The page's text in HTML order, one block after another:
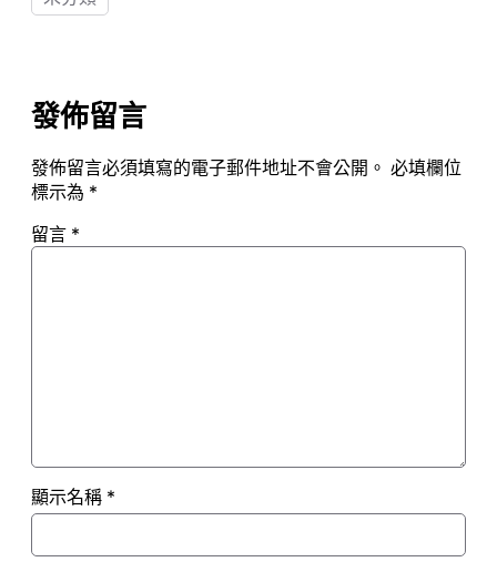
發佈留言
發佈留言必須填寫的電子郵件地址不會公開。 必填欄位
標示為 *
留言 *
顯示名稱 *